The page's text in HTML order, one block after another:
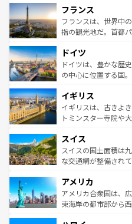
ませてくれるイタリ
なお、新着のイタリ
しい。
文化が根付くこの国
れる闘牛、そして美
る。首都マドリード
の城塞都市、穏やか
せる。地方によって
フランス
フランスは、世界中
指の観光地だ。首都
で、幅広い魅力が詰
聖堂、美しいビーチ
から魅了する。また
いる。シャンパンの
香り高いラベンダー
らに、パリ以外の地
れる地方に足を運ぶ
きるだろう
を参照してほしい。
ドイツ
ドイツは、豊かな歴
の中心に位置する国
顔を持つこの国は、
ルリンの文化的活気
してライン川沿いの
は、お酒好きな人にはぜひ
ドイツ情報はコンテ
イギリス
イギリスは、古きよ
トミンスター寺院や
リアごとに異なる魅
ティー、ビール好き
戦など、本場だから
ンツ一覧を参照してほ
スイス
スイスの国土面積は
な交通網が整備され
の建物がそのまま残
博物館もあり、アル
ことができる。国民
アメリカ
アメリカ合衆国は、
東海岸の都市部から